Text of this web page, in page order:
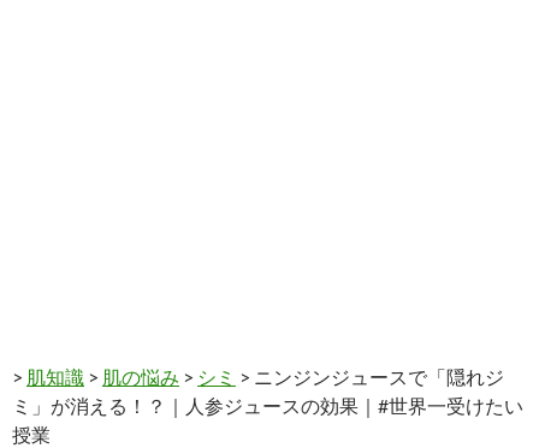
> 肌知識 > 肌の悩み > シミ > ニンジンジュースで「隠れジ
ミ」が消える！？｜人参ジュースの効果｜#世界一受けたい
授業